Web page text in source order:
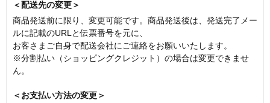
＜配送先の変更＞
商品発送前に限り、変更可能です。商品発送後は、発送完了メー
ルに記載のURLと伝票番号を元に、
お客さまご自身で配送会社にご連絡をお願いいたします。
※分割払い（ショッピングクレジット）の場合は変更できませ
ん。
＜お支払い方法の変更＞